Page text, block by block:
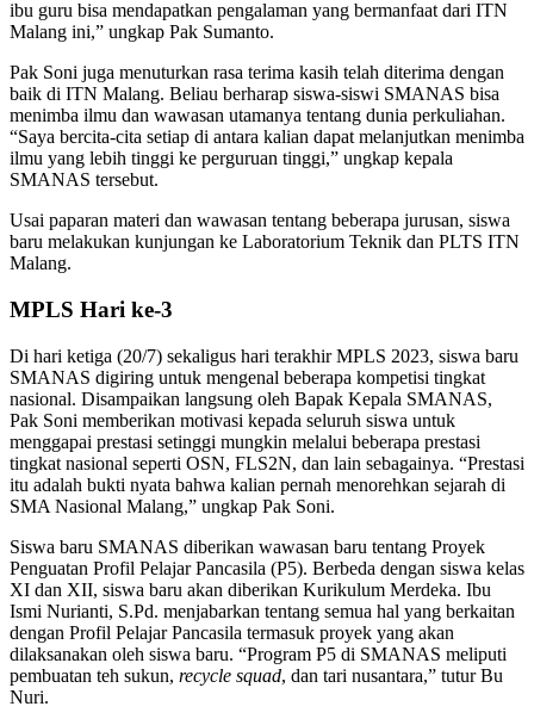
ibu guru bisa mendapatkan pengalaman yang bermanfaat dari ITN
Malang ini,” ungkap Pak Sumanto.
Pak Soni juga menuturkan rasa terima kasih telah diterima dengan
baik di ITN Malang. Beliau berharap siswa-siswi SMANAS bisa
menimba ilmu dan wawasan utamanya tentang dunia perkuliahan.
“Saya bercita-cita setiap di antara kalian dapat melanjutkan menimba
ilmu yang lebih tinggi ke perguruan tinggi,” ungkap kepala
SMANAS tersebut.
Usai paparan materi dan wawasan tentang beberapa jurusan, siswa
baru melakukan kunjungan ke Laboratorium Teknik dan PLTS ITN
Malang.
MPLS Hari ke-3
Di hari ketiga (20/7) sekaligus hari terakhir MPLS 2023, siswa baru
SMANAS digiring untuk mengenal beberapa kompetisi tingkat
nasional. Disampaikan langsung oleh Bapak Kepala SMANAS,
Pak Soni memberikan motivasi kepada seluruh siswa untuk
menggapai prestasi setinggi mungkin melalui beberapa prestasi
tingkat nasional seperti OSN, FLS2N, dan lain sebagainya. “Prestasi
itu adalah bukti nyata bahwa kalian pernah menorehkan sejarah di
SMA Nasional Malang,” ungkap Pak Soni.
Siswa baru SMANAS diberikan wawasan baru tentang Proyek
Penguatan Profil Pelajar Pancasila (P5). Berbeda dengan siswa kelas
XI dan XII, siswa baru akan diberikan Kurikulum Merdeka. Ibu
Ismi Nurianti, S.Pd. menjabarkan tentang semua hal yang berkaitan
dengan Profil Pelajar Pancasila termasuk proyek yang akan
dilaksanakan oleh siswa baru. “Program P5 di SMANAS meliputi
pembuatan teh sukun, recycle squad, dan tari nusantara,” tutur Bu
Nuri.